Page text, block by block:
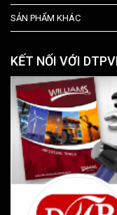
SẢN PHẨM KHÁC
KẾT NỐI VỚI